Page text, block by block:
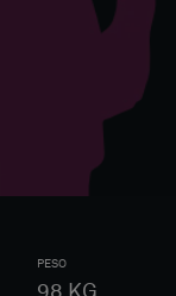
PESO
98 KG